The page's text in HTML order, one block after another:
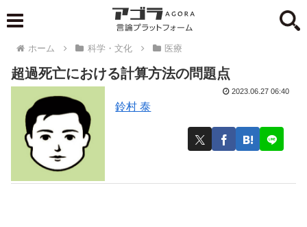
ホーム 科学・文化 医療
超過死亡における計算方法の問題点
鈴村 泰
2023.06.27 06:40